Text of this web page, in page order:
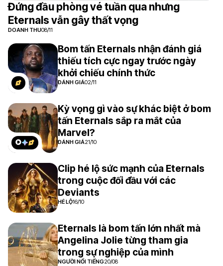
6.7
Đứng đầu phòng vé tuần qua nhưng
Eternals vẫn gây thất vọng
DOANH THU08/11
Bom tấn Eternals nhận đánh giá
thiếu tích cực ngay trước ngày
khởi chiếu chính thức
ĐÁNH GIÁ02/11
Kỳ vọng gì vào sự khác biệt ở bom
tấn Eternals sắp ra mắt của
Marvel?
ĐÁNH GIÁ21/10
Clip hé lộ sức mạnh của Eternals
trong cuộc đối đầu với các
Deviants
HÉ LỘ16/10
Eternals là bom tấn lớn nhất mà
Angelina Jolie từng tham gia
trong sự nghiệp của mình
NGƯỜI NỔI TIẾNG20/08